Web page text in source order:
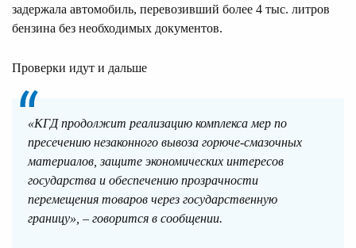
задержала автомобиль, перевозивший более 4 тыс. литров
бензина без необходимых документов.
Проверки идут и дальше
«КГД продолжит реализацию комплекса мер по
пресечению незаконного вывоза горюче-смазочных
материалов, защите экономических интересов
государства и обеспечению прозрачности
перемещения товаров через государственную
границу», – говорится в сообщении.